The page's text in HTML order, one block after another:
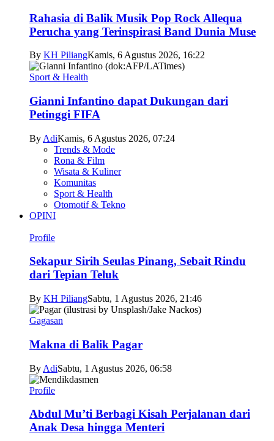
Rahasia di Balik Musik Pop Rock Allequa
Perucha yang Terinspirasi Band Dunia Muse
By KH PiliangKamis, 6 Agustus 2026, 16:22
Sport & Health
Gianni Infantino dapat Dukungan dari
Petinggi FIFA
By AdiKamis, 6 Agustus 2026, 07:24
Trends & Mode
Rona & Film
Wisata & Kuliner
Komunitas
Sport & Health
Otomotif & Tekno
OPINI
Profile
Sekapur Sirih Seulas Pinang, Sebait Rindu
dari Tepian Teluk
By KH PiliangSabtu, 1 Agustus 2026, 21:46
Gagasan
Makna di Balik Pagar
By AdiSabtu, 1 Agustus 2026, 06:58
Profile
Abdul Mu’ti Berbagi Kisah Perjalanan dari
Anak Desa hingga Menteri